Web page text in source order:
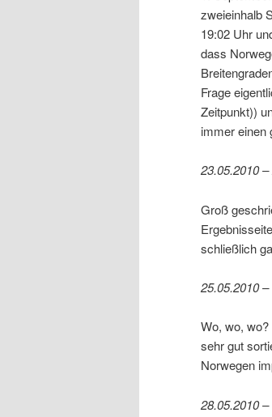
zweieinhalb
19:02 Uhr
dass
Frage
Zeitpunkt))
immer einen
23.05.2010
Groß
schließlich
25.05.2010
Wo, wo,
sehr gut
Norwegen
28.05.2010